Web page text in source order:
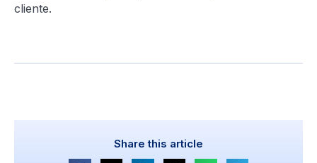
cliente.
Share this article